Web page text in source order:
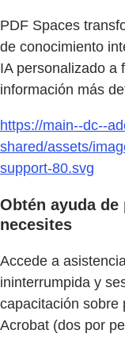
PDF Spaces
de conocimiento
IA personalizado a
información más
https://main--dc--
shared/assets/
support-80.svg
Obtén ayuda
necesites
Accede a
ininterrumpida y
capacitación sobre
Acrobat (dos por